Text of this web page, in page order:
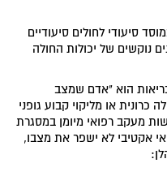
סיעודי לחולים סיעודיים
נוקשים של יכולות החולה
הוא "אדם שמצב
כרונית או מליקוי קבוע גופני
מעקב רפואי מיומן במסגרת
אקטיבי לא ישפר את מצבו,